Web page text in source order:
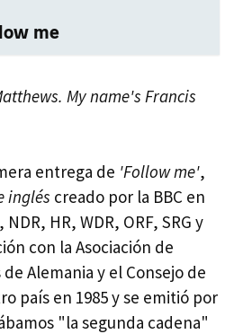
me
My name's Francis
entrega de 'Follow me',
inglés creado por la BBC en
HR, WDR, ORF, SRG y
con la Asociación de
Alemania y el Consejo de
país en 1985 y se emitió por
"la segunda cadena"